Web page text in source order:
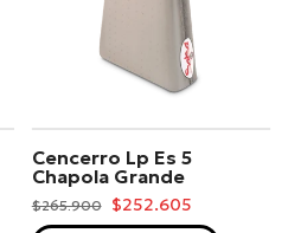
Cencerro Lp Es 5
Chapola Grande
$265.900 $252.605